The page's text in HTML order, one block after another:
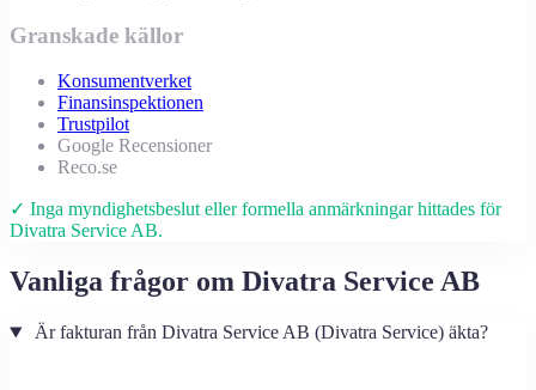
Granskade källor
Konsumentverket
Finansinspektionen
Trustpilot
Google Recensioner
Reco.se
✓ Inga myndighetsbeslut eller formella anmärkningar hittades för
Divatra Service AB.
Vanliga frågor om Divatra Service AB
Är fakturan från Divatra Service AB (Divatra Service) äkta?